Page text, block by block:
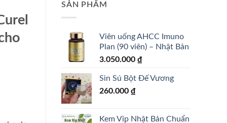
SẢN PHẨM
Viên uống AHCC Imuno
Plan (90 viên) – Nhật Bản
3.050.000 ₫
Sìn Sú Bột Đế Vương
260.000 ₫
Kem Vip Nhật Bản Chuẩn